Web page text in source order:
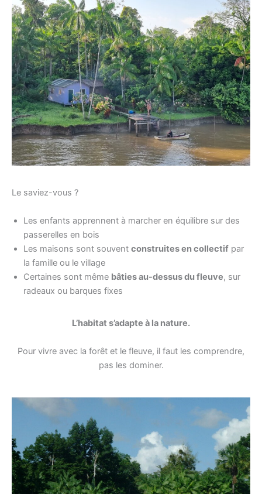
Le saviez-vous ?
Les enfants apprennent à marcher en équilibre sur des
passerelles en bois
Les maisons sont souvent construites en collectif par
la famille ou le village
Certaines sont même bâties au-dessus du fleuve, sur
radeaux ou barques fixes
L’habitat s’adapte à la nature.
Pour vivre avec la forêt et le fleuve, il faut les comprendre,
pas les dominer.